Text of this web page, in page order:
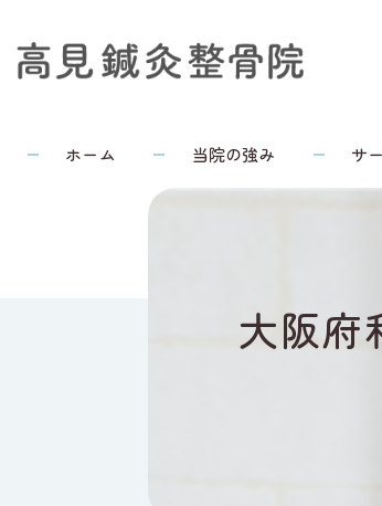
ホーム 当院の強み サ
大阪